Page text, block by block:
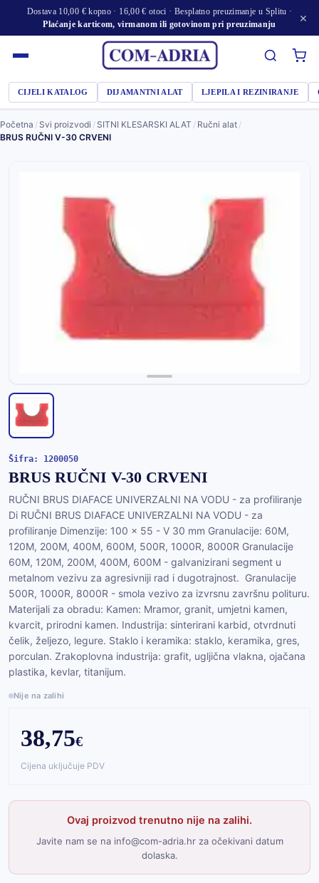
Dostava 10,00 € kopno · 16,00 € otoci · Besplatno preuzimanje u Splitu ·
Plaćanje karticom, virmanom ili gotovinom pri preuzimanju
×
CIJELI KATALOG DIJAMANTNI ALAT LJEPILA I REZINIRANJE
Početna / Svi proizvodi / SITNI KLESARSKI ALAT / Ručni alat /
BRUS RUČNI V-30 CRVENI
Šifra: 1200050
BRUS RUČNI V-30 CRVENI
RUČNI BRUS DIAFACE UNIVERZALNI NA VODU - za profiliranje
Di RUČNI BRUS DIAFACE UNIVERZALNI NA VODU - za
profiliranje Dimenzije: 100 x 55 - V 30 mm Granulacije: 60M,
120M, 200M, 400M, 600M, 500R, 1000R, 8000R Granulacije
60M, 120M, 200M, 400M, 600M - galvanizirani segment u
metalnom vezivu za agresivniji rad i dugotrajnost. Granulacije
500R, 1000R, 8000R - smola vezivo za izvrsnu završnu polituru.
Materijali za obradu: Kamen: Mramor, granit, umjetni kamen,
kvarcit, prirodni kamen. Industrija: sinterirani karbid, otvrdnuti
čelik, željezo, legure. Staklo i keramika: staklo, keramika, gres,
porculan. Zrakoplovna industrija: grafit, ugljična vlakna, ojačana
plastika, kevlar, titanijum.
Nije na zalihi
38,75€
Cijena uključuje PDV
Ovaj proizvod trenutno nije na zalihi.
Javite nam se na info@com-adria.hr za očekivani datum
dolaska.